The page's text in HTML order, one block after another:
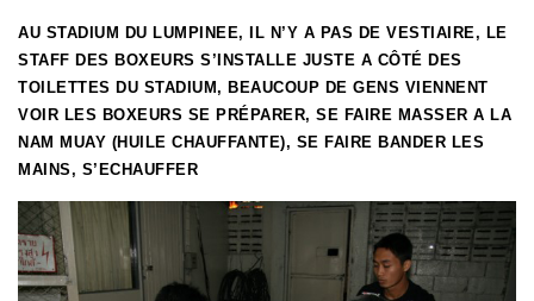
AU STADIUM DU LUMPINEE, IL N’Y A PAS DE VESTIAIRE, LE
STAFF DES BOXEURS S’INSTALLE JUSTE A CÔTÉ DES
TOILETTES DU STADIUM, BEAUCOUP DE GENS VIENNENT
VOIR LES BOXEURS SE PRÉPARER, SE FAIRE MASSER A LA
NAM MUAY (HUILE CHAUFFANTE), SE FAIRE BANDER LES
MAINS, S’ECHAUFFER